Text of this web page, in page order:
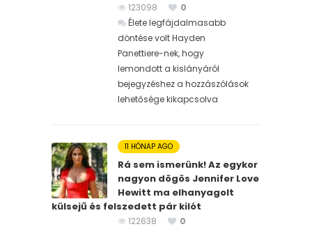
123098
0
Élete legfájdalmasabb
döntése volt Hayden
Panettiere-nek, hogy
lemondott a kislányáról
bejegyzéshez a hozzászólások
lehetősége kikapcsolva
11 HÓNAP AGO
Rá sem ismerünk! Az egykor
nagyon dögös Jennifer Love
Hewitt ma elhanyagolt
külsejű és felszedett pár kilót
122638
0